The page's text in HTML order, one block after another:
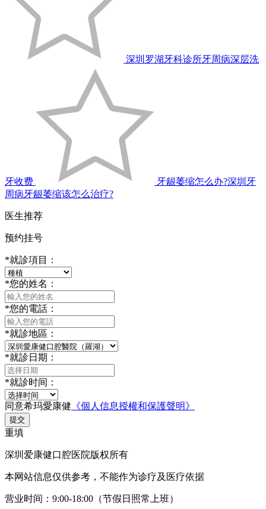
深圳罗湖牙科诊所牙周病深层洗
牙收费
牙龈萎缩怎么办?深圳牙
周病牙龈萎缩该怎么治疗?
医生推荐
预约挂号
*就診項目：
*您的姓名：
*您的電話：
*就診地區：
*就診日期：
*就診时间：
同意希玛愛康健 《個人信息授權和保護聲明》
提交
重填
深圳爱康健口腔医院版权所有
本网站信息仅供参考，不能作为诊疗及医疗依据
营业时间：9:00-18:00（节假日照常上班）